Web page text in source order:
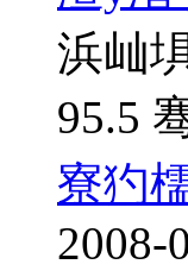
浜屾
95.5
寮犳
2008-